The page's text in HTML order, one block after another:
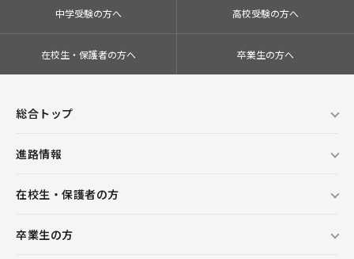
中学受験の方へ 高校受験の方へ
在校生・保護者の方へ 卒業生の方へ
総合トップ
進路情報
在校生・保護者の方
卒業生の方